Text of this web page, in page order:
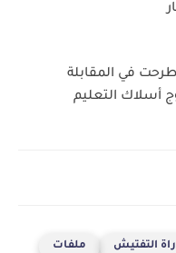
طرحت في المقابلة
أسلاك التعليم
التفتيش ملفات